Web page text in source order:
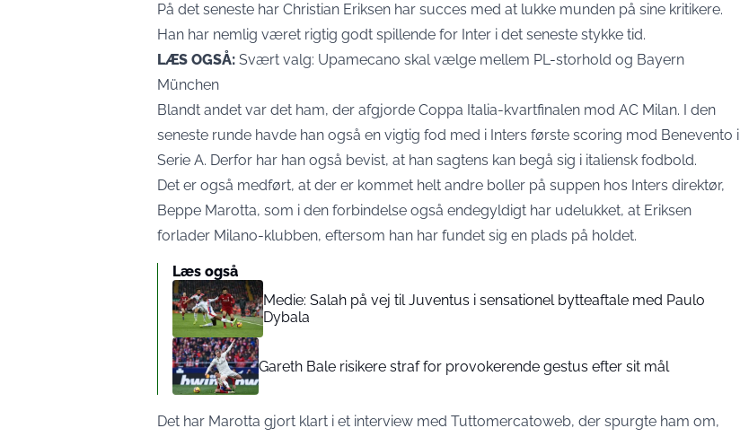
På det seneste har Christian Eriksen har succes med at lukke munden på sine kritikere.
Han har nemlig været rigtig godt spillende for Inter i det seneste stykke tid.
LÆS OGSÅ: Svært valg: Upamecano skal vælge mellem PL-storhold og Bayern
München
Blandt andet var det ham, der afgjorde Coppa Italia-kvartfinalen mod AC Milan. I den
seneste runde havde han også en vigtig fod med i Inters første scoring mod Benevento i
Serie A. Derfor har han også bevist, at han sagtens kan begå sig i italiensk fodbold.
Det er også medført, at der er kommet helt andre boller på suppen hos Inters direktør,
Beppe Marotta, som i den forbindelse også endegyldigt har udelukket, at Eriksen
forlader Milano-klubben, eftersom han har fundet sig en plads på holdet.
Læs også
Medie: Salah på vej til Juventus i sensationel bytteaftale med Paulo
Dybala
Gareth Bale risikere straf for provokerende gestus efter sit mål
Det har Marotta gjort klart i et interview med Tuttomercatoweb, der spurgte ham om,